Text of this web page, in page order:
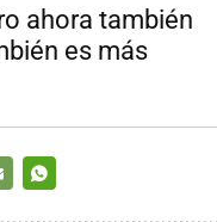
ahora también
es más